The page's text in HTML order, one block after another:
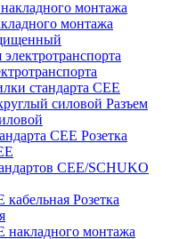
монтажа
стандарта CEE
Разъем
Розетка
CEE/SCHUKO
Розетка